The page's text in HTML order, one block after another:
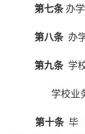
第七条 办
第八条 办
第九条 学
学校业
第十条 毕